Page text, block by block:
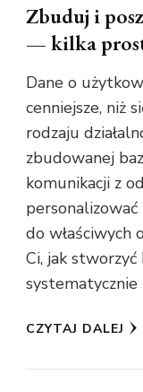
Zbuduj i
— kilka
Dane o
cenniejsze, niż
rodzaju
zbudowanej
komunikacji z
do właściwych
Ci, jak
systematycznie
CZYTAJ DALEJ